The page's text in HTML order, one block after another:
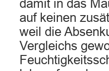
damit in das
auf keinen
weil die
Vergleichs